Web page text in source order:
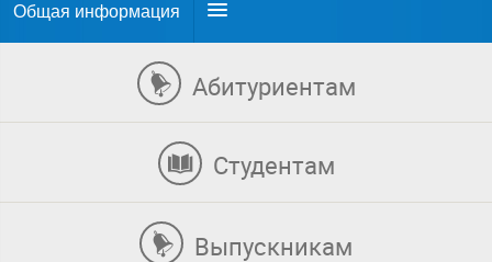
Общая информация
Абитуриентам
Студентам
Выпускникам